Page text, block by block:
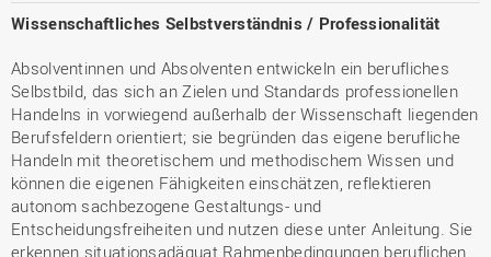
Wissenschaftliches Selbstverständnis / Professionalität
Absolventinnen und Absolventen entwickeln ein berufliches
Selbstbild, das sich an Zielen und Standards professionellen
Handelns in vorwiegend außerhalb der Wissenschaft liegenden
Berufsfeldern orientiert; sie begründen das eigene berufliche
Handeln mit theoretischem und methodischem Wissen und
können die eigenen Fähigkeiten einschätzen, reflektieren
autonom sachbezogene Gestaltungs- und
Entscheidungsfreiheiten und nutzen diese unter Anleitung. Sie
erkennen situationsadäquat Rahmenbedingungen beruflichen